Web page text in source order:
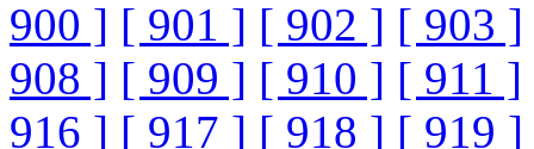
900 ] [ 901 ] [ 902 ] [ 903 ]
908 ] [ 909 ] [ 910 ] [ 911 ]
916 ] [ 917 ] [ 918 ] [ 919 ]